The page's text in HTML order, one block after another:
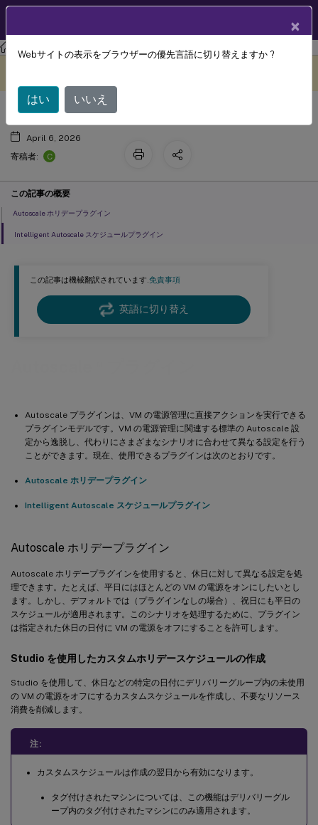
Citrix Virtual Apps and Desktops7 2511
この記事は機械翻訳されています.免責事項
英語に切り替え
Autoscale プラグインは、VM の電源管理に直接アクションを実行できる
プラグインモデルです。VM の電源管理に関連する標準の Autoscale 設
定から逸脱し、代わりにさまざまなシナリオに合わせて異なる設定を行う
ことができます。現在、使用できるプラグインは次のとおりです。
Autoscale ホリデープラグイン
Intelligent Autoscale スケジュールプラグイン
Autoscale ホリデープラグイン
Autoscale ホリデープラグインを使用すると、休日に対して異なる設定を処
理できます。たとえば、平日にはほとんどの VM の電源をオンにしたいとし
ます。しかし、デフォルトでは（プラグインなしの場合）、祝日にも平日の
スケジュールが適用されます。このシナリオを処理するために、プラグイン
は指定された休日の日付に VM の電源をオフにすることを許可します。
Studio を使用したカスタムホリデースケジュールの作成
Studio を使用して、休日などの特定の日付にデリバリーグループ内の未使用
の VM の電源をオフにするカスタムスケジュールを作成し、不要なリソース
消費を削減します。
注:
カスタムスケジュールは作成の翌日から有効になります。
タグ付けされたマシンについては、この機能はデリバリーグル
ープ内のタグ付けされたマシンにのみ適用されます。
Autoscale™ プラグイン
April 6, 2026
寄稿者:
C
この記事の概要
Autoscale ホリデープラグイン
Intelligent Autoscale スケジュールプラグイン
×
Webサイトの表示をブラウザーの優先言語に切り替えますか ?
はい いいえ